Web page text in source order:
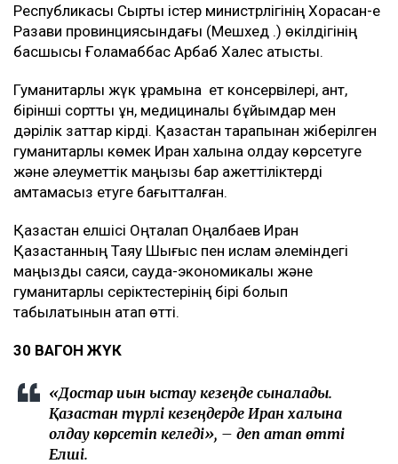
Республикасы Сыртқы істер министрлігінің Хорасан-е
Разави провинциясындағы (Мешхед қ.) өкілдігінің
басшысы Ғоламаббас Арбаб Халес қатысты.
Гуманитарлық жүк құрамына ет консервілері, қант,
бірінші сортты ұн, медициналық бұйымдар мен
дәрілік заттар кірді. Қазақстан тарапынан жіберілген
гуманитарлық көмек Иран халқына қолдау көрсетуге
және әлеуметтік маңызы бар қажеттіліктерді
қамтамасыз етуге бағытталған.
Қазақстан елшісі Оңталап Оңалбаев Иран
Қазақстанның Таяу Шығыс пен ислам әлеміндегі
маңызды саяси, сауда-экономикалық және
гуманитарлық серіктестерінің бірі болып
табылатынын атап өтті.
30 ВАГОН ЖҮК
«Достар қиын қыстау кезеңде сыналады.
Қазақстан түрлі кезеңдерде Иран халқына
қолдау көрсетіп келеді», – деп атап өтті
Елші.